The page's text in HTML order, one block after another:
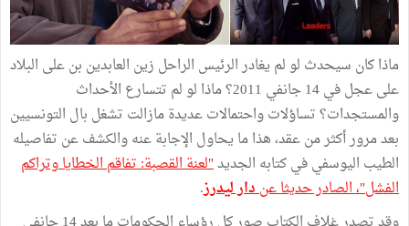
ماذا كان سيحدث لو لم يغادر الرئيس الراحل زين العابدين بن على البلاد
على عجل في 14 جانفي 2011؟ ماذا لو لم تتسارع الأحداث
والمستجدات؟ تساؤلات واحتمالات عديدة مازالت تشغل بال التونسيين
بعد مرور أكثر من عقد، هذا ما يحاول الإجابة عنه والكشف عن تفاصيله
الطيب اليوسفي في كتابه الجديد"لعنة القصبة: تفاقم الخطايا وتراكم
الفشل"، الصادر حديثا عندارليدرز.